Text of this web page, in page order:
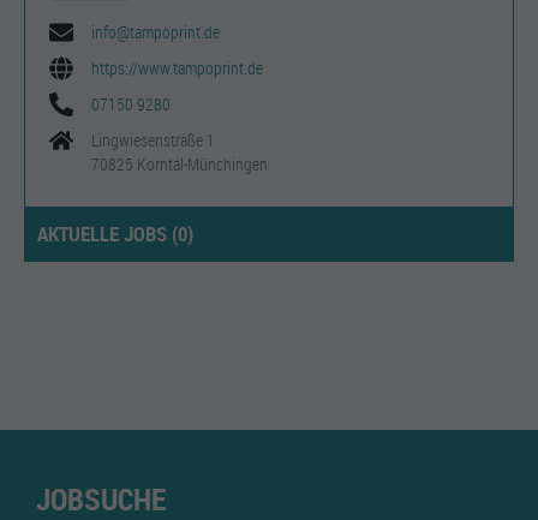
info@tampoprint.de
https://www.tampoprint.de
07150 9280
Lingwiesenstraße 1
70825 Korntal-Münchingen
AKTUELLE JOBS (0)
JOBSUCHE